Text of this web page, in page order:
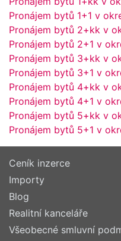
Pronájem bytů 1+1 v
Pronájem bytů 2+kk v
Pronájem bytů 2+1 v
Pronájem bytů 3+kk v
Pronájem bytů 3+1 v
Pronájem bytů 4+kk v
Pronájem bytů 4+1 v
Pronájem bytů 5+kk v
Pronájem bytů 5+1 v
Ceník inzerce
Importy
Blog
Realitní kanceláře
Všeobecné smluvní